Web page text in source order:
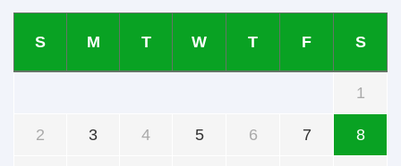
S M T W T F S
1
2 3 4 5 6 7 8